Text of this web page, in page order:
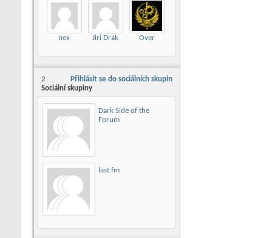
nex Jiri Drak Over
Přihlásit se do sociálních skupin
2
Sociální skupiny
Dark Side of the
Forum
last.fm